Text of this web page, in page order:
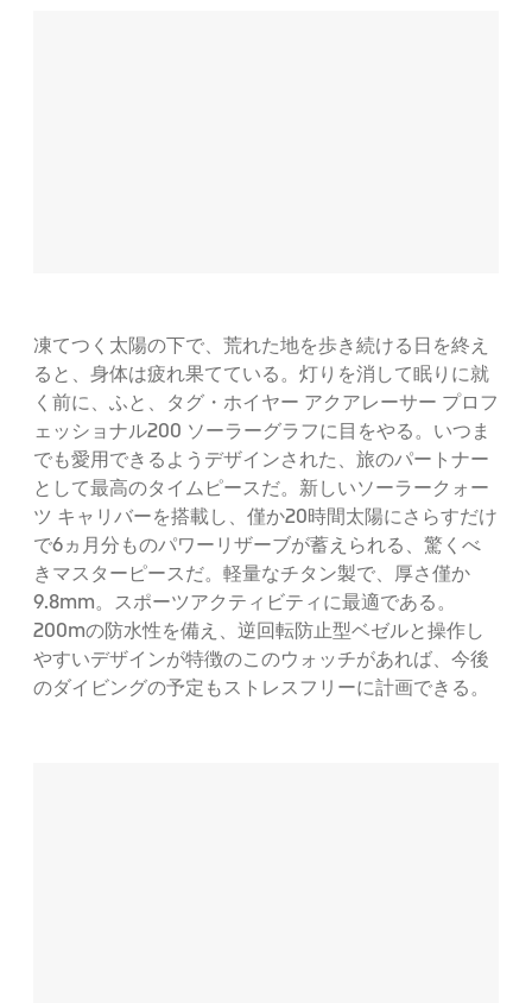
凍てつく太陽の下で、荒れた地を歩き続ける日を終え
ると、身体は疲れ果てている。灯りを消して眠りに就
く前に、ふと、タグ・ホイヤー アクアレーサー プロフ
ェッショナル200 ソーラーグラフに目をやる。いつま
でも愛用できるようデザインされた、旅のパートナー
として最高のタイムピースだ。新しいソーラークォー
ツ キャリバーを搭載し、僅か20時間太陽にさらすだけ
で6ヵ月分ものパワーリザーブが蓄えられる、驚くべ
きマスターピースだ。軽量なチタン製で、厚さ僅か
9.8mm。スポーツアクティビティに最適である。
200mの防水性を備え、逆回転防止型ベゼルと操作し
やすいデザインが特徴のこのウォッチがあれば、今後
のダイビングの予定もストレスフリーに計画できる。